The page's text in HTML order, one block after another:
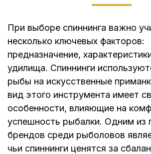
При выборе спиннинга важно
несколько ключевых факторов:
предназначение,
удилища. Спиннинги
рыбы на искусственные
вид этого инструмента имеет
особенности, влияющие на
успешность рыбалки. Одним из
брендов среди рыболовов
чьи спиннинги ценятся за